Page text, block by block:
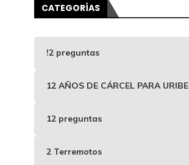
CATEGORÍAS
!2 preguntas
12 AÑOS DE CÁRCEL PARA URIBE
12 preguntas
2 Terremotos